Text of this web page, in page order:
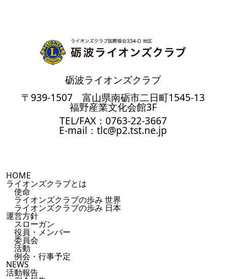
砺波ライオンズクラブ
〒939-1507 富山県南砺市二日町1545-13
福野産業文化会館3F
TEL/FAX：0763-22-3667
E-mail：tlc@p2.tst.ne.jp
HOME
ライオンズクラブとは
使命
ライオンズクラブの歩み 世界
ライオンズクラブの歩み 日本
運営方針
スローガン
役員・メンバー
委員会
活動
例会・行事予定
NEWS
活動報告